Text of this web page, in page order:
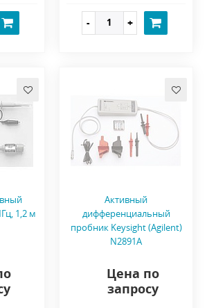
1,2 м
Активный
дифференциальный
пробник Keysight (Agilent)
N2891A
Цена по
запросу